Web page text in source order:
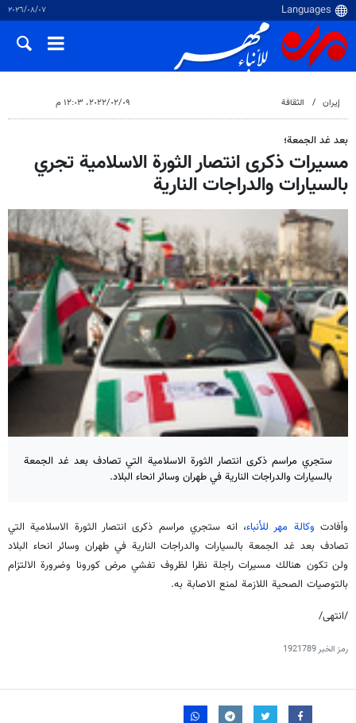
٠٧‏/٠٨‏/٢٠٢٦
إيران الثقافة ٠٩‏/٠٢‏/٢٠٢٢، ١٢:٠٣ م
بعد غد الجمعة؛
مسيرات ذكرى انتصار الثورة الاسلامية تجري
بالسيارات والدراجات النارية
ستجري مراسم ذكرى انتصار الثورة الاسلامية التي تصادف بعد غد الجمعة
بالسيارات والدراجات النارية في طهران وسائر انحاء البلاد.
وأفادت وكالة مهر للأنباء، انه ستجري مراسم ذكرى انتصار الثورة الاسلامية التي
تصادف بعد غد الجمعة بالسيارات والدراجات النارية في طهران وسائر انحاء البلاد
ولن تكون هنالك مسيرات راجلة نظرا لظروف تفشي مرض كورونا وضرورة الالتزام
بالتوصيات الصحية اللازمة لمنع الاصابة به.
/انتهی/
رمز الخبر1921789